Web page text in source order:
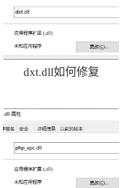
dxt.dll如何修复